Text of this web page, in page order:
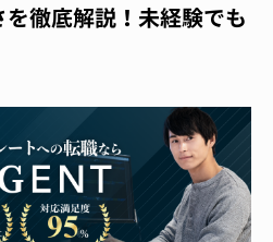
徹底解説！未経験でも